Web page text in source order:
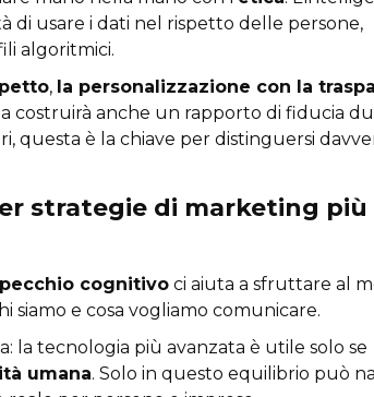
di usare i dati nel rispetto delle persone,
algoritmici.
, la personalizzazione con la
costruirà anche un rapporto di fiducia
questa è la chiave per distinguersi
strategie di marketing più
cognitivo ci aiuta a sfruttare al
siamo e cosa vogliamo comunicare.
la tecnologia più avanzata è utile solo se
umana. Solo in questo equilibrio può